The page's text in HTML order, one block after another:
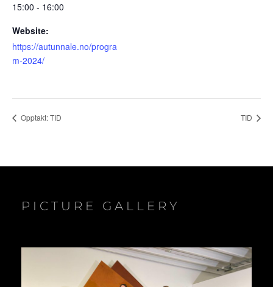
15:00 - 16:00
Website:
https://autunnale.no/progra
m-2024/
Opptakt: TID TID
PICTURE GALLERY